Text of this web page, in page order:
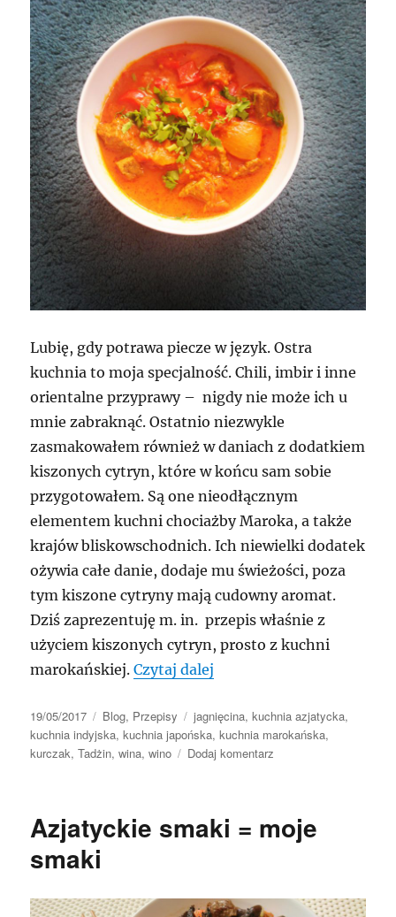
nerkowca
domowym
chlebkiem
naan
Lubię, gdy potrawa piecze w język. Ostra
kuchnia to moja specjalność. Chili, imbir i inne
orientalne przyprawy – nigdy nie może ich u
mnie zabraknąć. Ostatnio niezwykle
zasmakowałem również w daniach z dodatkiem
kiszonych cytryn, które w końcu sam sobie
przygotowałem. Są one nieodłącznym
elementem kuchni chociażby Maroka, a także
krajów bliskowschodnich. Ich niewielki dodatek
ożywia całe danie, dodaje mu świeżości, poza
tym kiszone cytryny mają cudowny aromat.
Dziś zaprezentuję m. in. przepis właśnie z
użyciem kiszonych cytryn, prosto z kuchni
marokańskiej.Czytaj dalej
Data
publikacji
19/05/2017 Kategorie
Blog, Przepisy Tagi
jagnięcina,kuchnia azjatycka,
kuchnia indyjska,kuchnia japońska,kuchnia marokańska,
kurczak,Tadżin,wina,wino Dodaj komentarz
moim
stylu
Azjatyckie smaki = moje
smaki